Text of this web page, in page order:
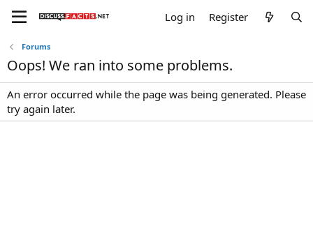
Log in Register
Forums
Oops! We ran into some problems.
An error occurred while the page was being generated. Please
try again later.